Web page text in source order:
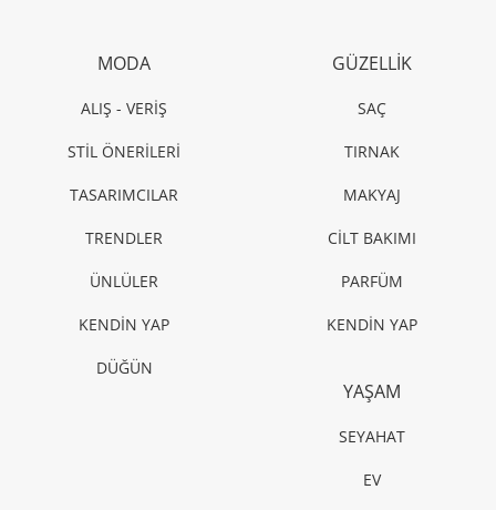
MODA
ALIŞ - VERİŞ
STİL ÖNERİLERİ
TASARIMCILAR
TRENDLER
ÜNLÜLER
KENDİN YAP
DÜĞÜN
GÜZELLİK
SAÇ
TIRNAK
MAKYAJ
CİLT BAKIMI
PARFÜM
KENDİN YAP
YAŞAM
SEYAHAT
EV